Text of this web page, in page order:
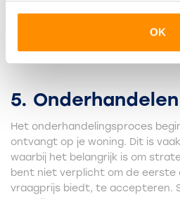
OK
bezichtigingen, zodat zoveel
de kans krijgen om je woning te
5. Onderhandelen
Het onderhandelingsproces
ontvangt op je woning. Dit is
waarbij het belangrijk is om
bent niet verplicht om de eerste
vraagprijs biedt, te accepteren.